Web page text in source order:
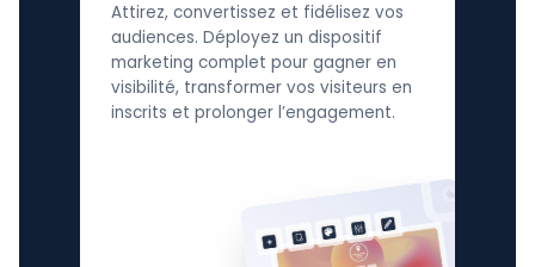
Attirez, convertissez et fidélisez vos
audiences. Déployez un dispositif
marketing complet pour gagner en
visibilité, transformer vos visiteurs en
inscrits et prolonger l’engagement.